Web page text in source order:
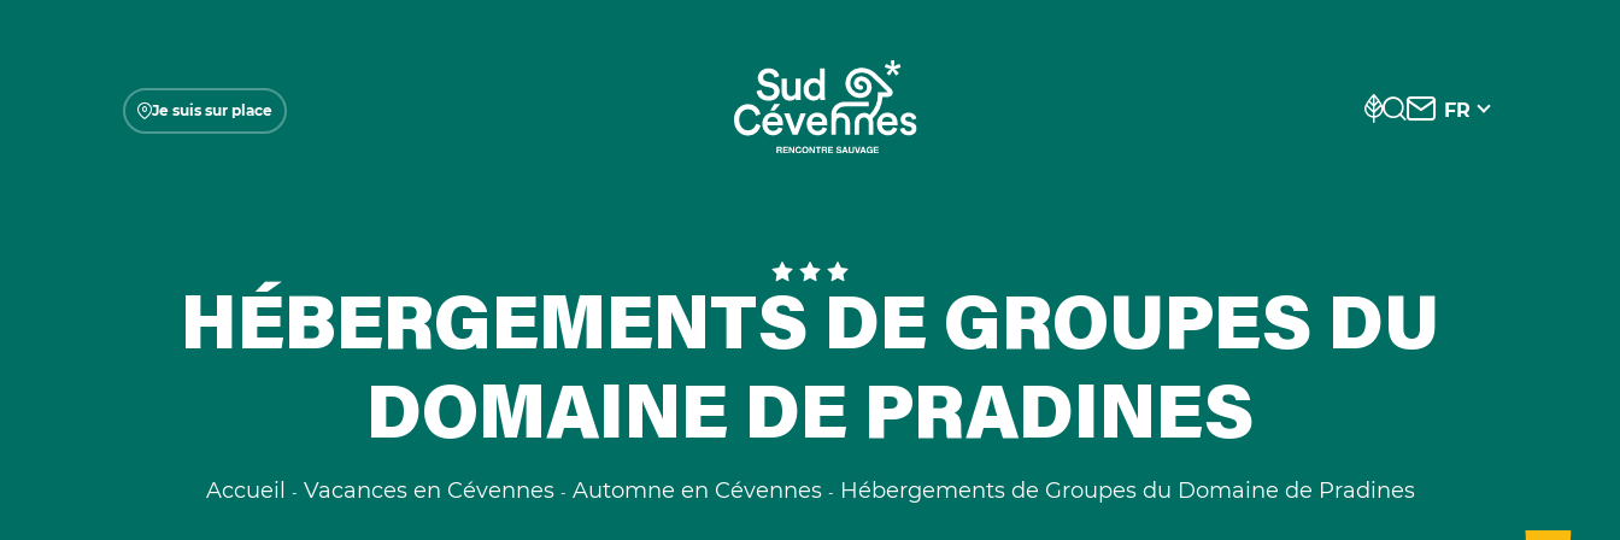
Je suis sur place FR
HÉBERGEMENTS DE GROUPES DU
DOMAINE DE PRADINES
Accueil Vacances en Cévennes Automne en Cévennes Hébergements de Groupes du Domaine de Pradines